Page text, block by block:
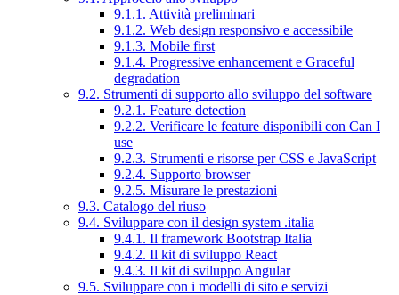
9.1.1. Attività preliminari
9.1.2. Web design responsivo e accessibile
9.1.3. Mobile first
9.1.4. Progressive enhancement e Graceful
degradation
9.2. Strumenti di supporto allo sviluppo del software
9.2.1. Feature detection
9.2.2. Verificare le feature disponibili con Can I
use
9.2.3. Strumenti e risorse per CSS e JavaScript
9.2.4. Supporto browser
9.2.5. Misurare le prestazioni
9.3. Catalogo del riuso
9.4. Sviluppare con il design system .italia
9.4.1. Il framework Bootstrap Italia
9.4.2. Il kit di sviluppo React
9.4.3. Il kit di sviluppo Angular
9.5. Sviluppare con i modelli di sito e servizi